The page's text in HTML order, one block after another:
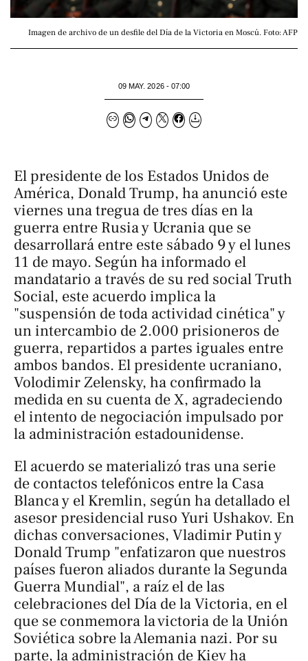
Imagen de archivo de un desfile del Día de la Victoria en Moscú. Foto: AFP
09 MAY. 2026 - 07:00
El presidente de los Estados Unidos de
América, Donald Trump, ha anunció este
viernes una tregua de tres días en la
guerra entre Rusia y Ucrania que se
desarrollará entre este sábado 9 y el lunes
11 de mayo. Según ha informado el
mandatario a través de su red social Truth
Social, este acuerdo implica la
"suspensión de toda actividad cinética" y
un intercambio de 2.000 prisioneros de
guerra, repartidos a partes iguales entre
ambos bandos. El presidente ucraniano,
Volodimir Zelensky, ha confirmado la
medida en su cuenta de X, agradeciendo
el intento de negociación impulsado por
la administración estadounidense.
El acuerdo se materializó tras una serie
de contactos telefónicos entre la Casa
Blanca y el Kremlin, según ha detallado el
asesor presidencial ruso Yuri Ushakov. En
dichas conversaciones, Vladimir Putin y
Donald Trump "enfatizaron que nuestros
países fueron aliados durante la Segunda
Guerra Mundial", a raíz el de las
celebraciones del Día de la Victoria, en el
que se conmemora la victoria de la Unión
Soviética sobre la Alemania nazi. Por su
parte, la administración de Kiev ha